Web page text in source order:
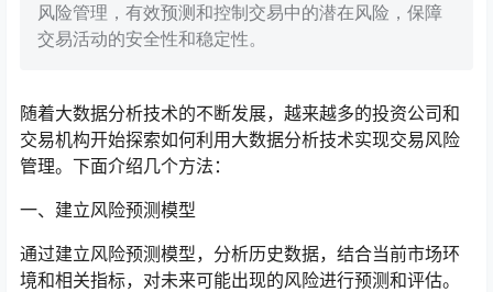
风险管理，有效预测和控制交易中的潜在风险，保障
交易活动的安全性和稳定性。
随着大数据分析技术的不断发展，越来越多的投资公司和
交易机构开始探索如何利用大数据分析技术实现交易风险
管理。下面介绍几个方法：
一、建立风险预测模型
通过建立风险预测模型，分析历史数据，结合当前市场环
境和相关指标，对未来可能出现的风险进行预测和评估。